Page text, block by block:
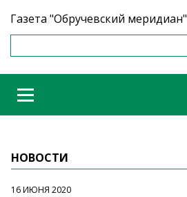
Газета "Обручевский меридиан"
НОВОСТИ
16 ИЮНЯ 2020